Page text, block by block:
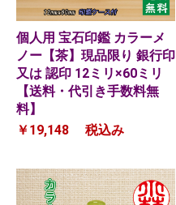
個人用 宝石印鑑 カラーメ
ノー【茶】現品限り 銀行印
又は 認印 12ミリ×60ミリ
【送料・代引き手数料無
料】
￥19,148
税込み